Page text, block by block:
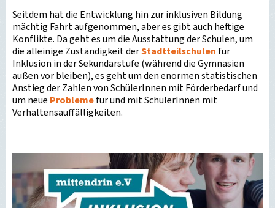
Seitdem hat die Entwicklung hin zur inklusiven Bildung
mächtig Fahrt aufgenommen, aber es gibt auch heftige
Konflikte. Da geht es um die Ausstattung der Schulen, um
die alleinige Zuständigkeit derStadtteilschulen für
Inklusion in der Sekundarstufe (während die Gymnasien
außen vor bleiben), es geht um den enormen statistischen
Anstieg der Zahlen von SchülerInnen mit Förderbedarf und
um neue Problemefür und mit SchülerInnen mit
Verhaltensauffälligkeiten.